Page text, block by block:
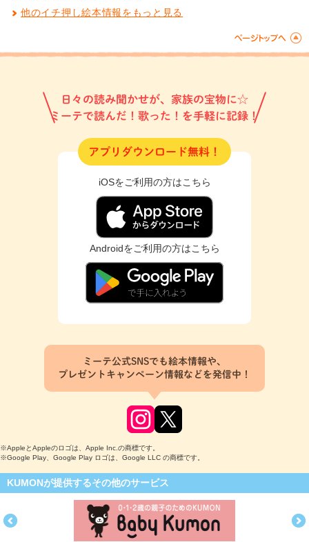
他のイチ押し絵本情報をもっと見る
日々の読み聞かせが、家族の宝物に☆
ミーテで読んだ！歌った！を手軽に記録！
アプリダウンロード無料！
iOSをご利用の方はこちら
Androidをご利用の方はこちら
ミーテ公式SNSでも絵本情報や、
プレゼントキャンペーン情報などを発信中！
※AppleとAppleのロゴは、Apple Inc.の商標です。
※Google Play、Google Play ロゴは、Google LLC の商標です。
KUMONが提供するその他のサービス